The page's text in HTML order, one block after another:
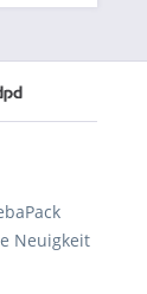
Neuigkeit